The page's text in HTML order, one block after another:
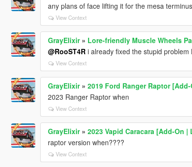
any plans of face lifting it for the mesa
View Context
GrayElixir» Lore-friendly Muscle Wheels
@RooST4Ri already fixed the stupid problem
View Context
GrayElixir» 2019 Ford Ranger Raptor
2023 Ranger Raptor when
View Context
GrayElixir» 2023 Vapid Caracara [Add-On
raptor version when????
View Context